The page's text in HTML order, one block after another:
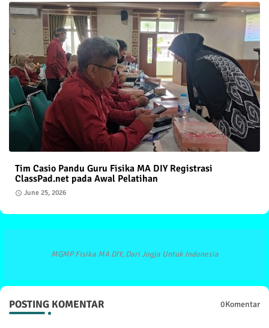
Tim Casio Pandu Guru Fisika MA DIY Registrasi
ClassPad.net pada Awal Pelatihan
June 25, 2026
MGMP Fisika MA DIY, Dari Jogja Untuk Indonesia
POSTING KOMENTAR 0Komentar